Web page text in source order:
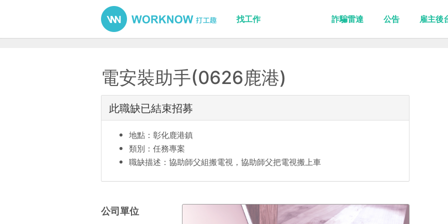
找工作 詐騙雷達 公告 雇主後
電安裝助手(0626鹿港)
此職缺已結束招募
地點：彰化鹿港鎮
類別：任務專案
職缺描述：協助師父組搬電視，協助師父把電視搬上車
公司單位